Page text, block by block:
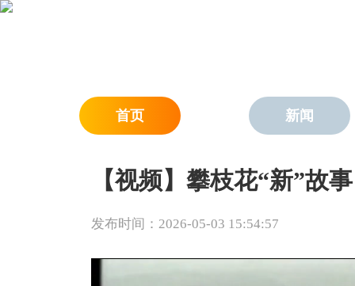
首页 新闻
【视频】攀枝花“新”故
发布时间：2026-05-03 15:54:57